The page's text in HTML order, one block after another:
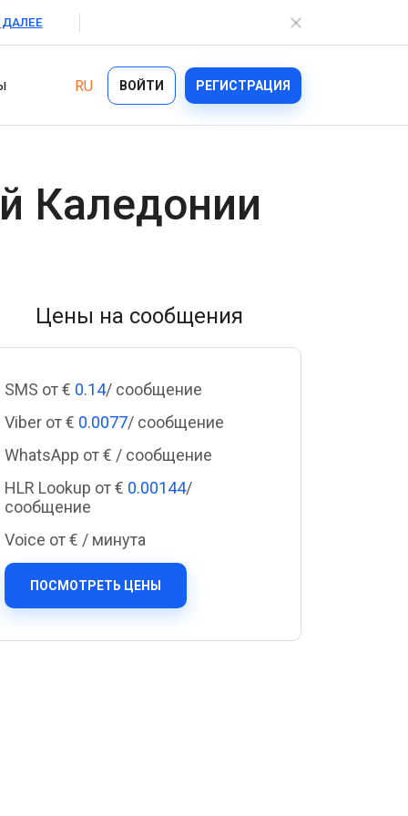
ДАЛЕЕ
Automated Text Messaging
Cascade Messaging
Logistics
Services
RU ВОЙТИ
РЕГИСТРАЦИЯ
Каледонии
Цены на сообщения
SMS от € 0.14/ сообщение
Viber от € 0.0077/ сообщение
WhatsApp от € / сообщение
HLR Lookup от € 0.00144/
сообщение
Voice от € / минута
ПОСМОТРЕТЬ ЦЕНЫ